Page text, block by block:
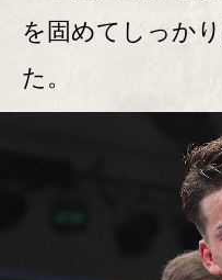
を固めてしっか
た。